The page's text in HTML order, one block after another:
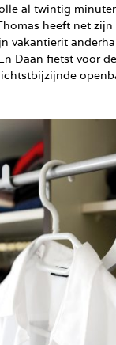
al twintig
heeft net
vakantierit
Daan fietst voor